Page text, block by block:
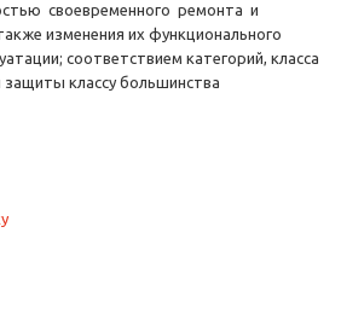
своевременного ремонта и
изменения их функционального
соответствием категорий, класса
классу большинства